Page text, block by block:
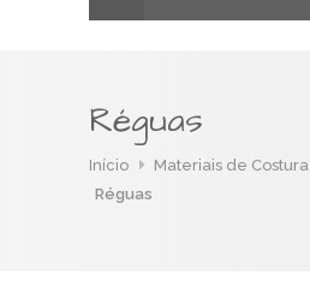
Réguas
Início Materiais de Costura
Réguas